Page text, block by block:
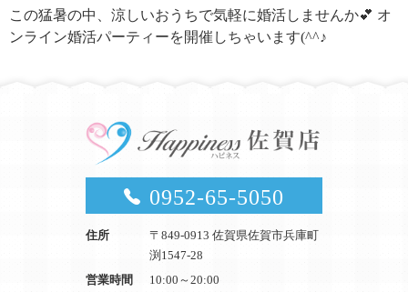
この猛暑の中、涼しいおうちで気軽に婚活しませんか💕 オ
ンライン婚活パーティーを開催しちゃいます(^^♪
0952-65-5050
住所
〒849-0913 佐賀県佐賀市兵庫町
渕1547-28
営業時間
10:00～20:00